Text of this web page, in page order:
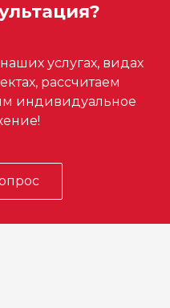
услугах, видах
рассчитаем
индивидуальное